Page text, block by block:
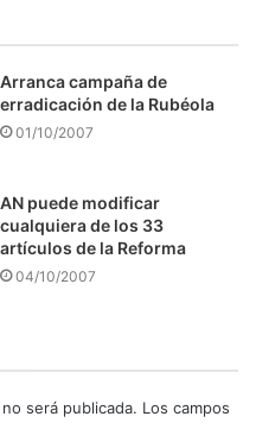
Arranca campaña de
erradicación de la Rubéola
01/10/2007
AN puede modificar
cualquiera de los 33
artículos de la Reforma
04/10/2007
será publicada. Los campos